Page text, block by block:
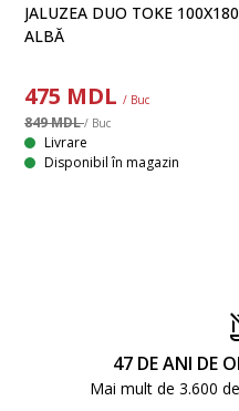
JALUZEA DUO TOKE 100X180
ALBĂ
475 MDL / Buc
849 MDL/ Buc
Livrare
Disponibil în magazin
47 DE ANI DE
Mai mult de 3.600